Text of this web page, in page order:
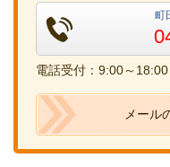
町
電話受付：9:00～18:00
メール